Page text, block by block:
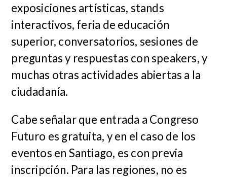
exposiciones artísticas, stands
interactivos, feria de educación
superior, conversatorios, sesiones de
preguntas y respuestas con speakers, y
muchas otras actividades abiertas a la
ciudadanía.
Cabe señalar que entrada a Congreso
Futuro es gratuita, y en el caso de los
eventos en Santiago, es con previa
inscripción. Para las regiones, no es